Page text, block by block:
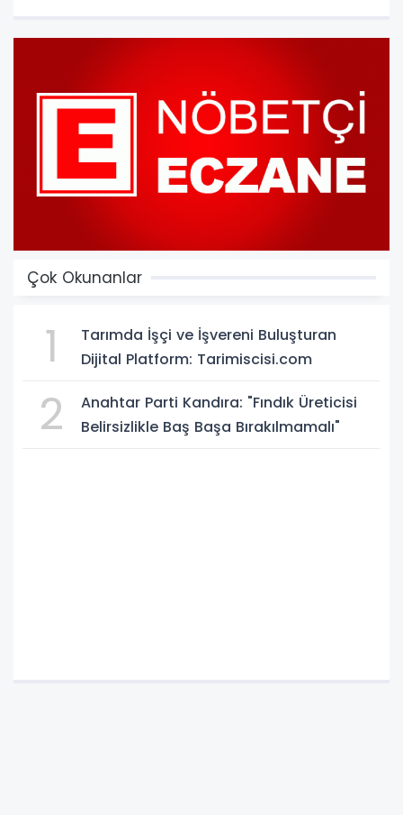
Çok Okunanlar
1
Tarımda İşçi ve İşvereni Buluşturan
Dijital Platform: Tarimiscisi.com
2
Anahtar Parti Kandıra: "Fındık Üreticisi
Belirsizlikle Baş Başa Bırakılmamalı"